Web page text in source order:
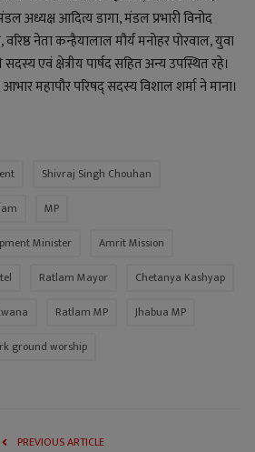
अध्यक्ष आदित्य डागा, मंडल प्रभारी विनोद
वरिष्ठ नेता कन्हैयालाल मौर्य मनोहर पोरवाल, युवा
एवं क्षेत्रीय पार्षद सहित अन्य उपस्थित रहे।
महापौर परिषद् सदस्य विशाल शर्मा ने माना।
Shivraj Singh Chouhan
MP
Minister
Amrit Mission
Ratlam Mayor
Chetanya Kashyap
Ratlam MP
Jhabua MP
ground worship
PREVIOUS ARTICLE